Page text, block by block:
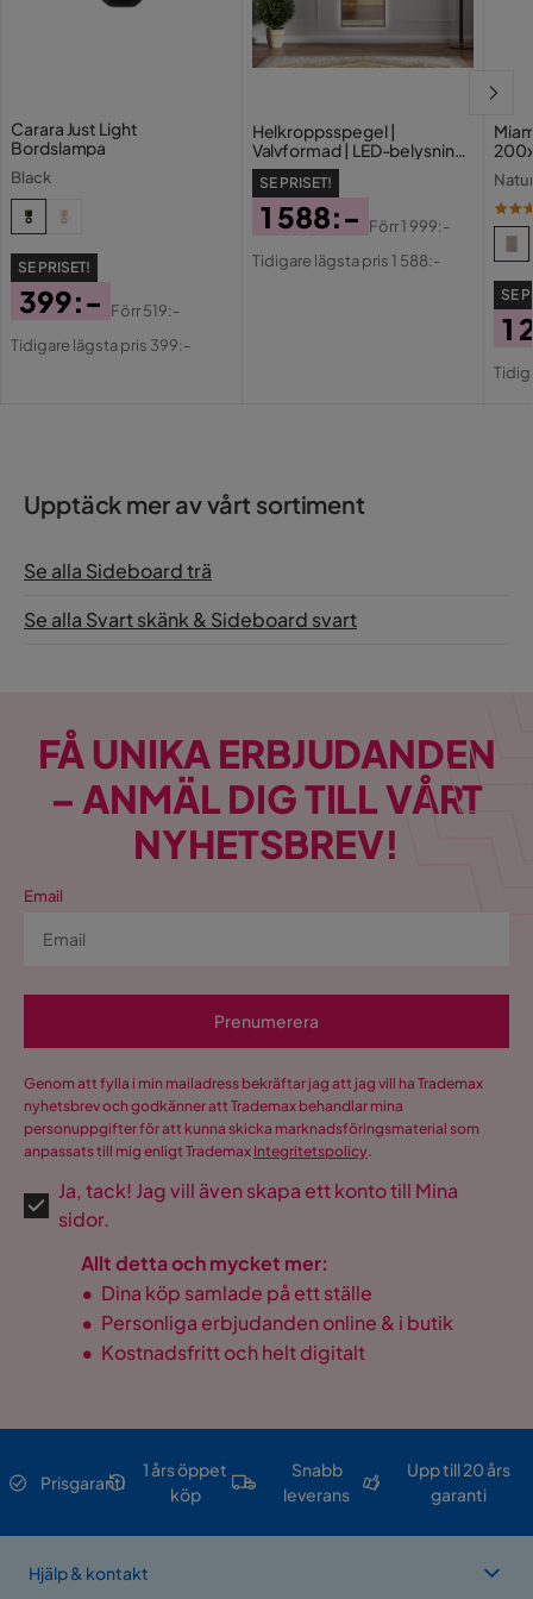
Carara Just Light
Bordslampa
Black
SE PRISET!
Pris
399:-
Original
Förr519:-
Tidigare lägsta pris 399:-
Helkroppsspegel |
Valvformad | LED-belysning
med dimmer | 170x50 cm |
Samira
SE PRISET!
Pris
1 588:-
Original
Förr1 999:-
Tidigare lägsta pris 1 588:-
SE
1
Upptäck mer av vårt sortiment
Se alla Sideboard trä
Se alla Svart skänk & Sideboard svart
FÅ UNIKA ERBJUDANDEN
– ANMÄL DIG TILL VÅRT
NYHETSBREV!
Email
Prenumerera
Genom att fylla i min mailadress bekräftar jag att jag vill ha Trademax
nyhetsbrev och godkänner att Trademax behandlar mina
personuppgifter för att kunna skicka marknadsföringsmaterial som
anpassats till mig enligt Trademax Integritetspolicy.
Ja, tack! Jag vill även skapa ett konto till Mina
sidor.
Allt detta och mycket mer:
• Dina köp samlade på ett ställe
• Personliga erbjudanden online & i butik
• Kostnadsfritt och helt digitalt
Prisgaranti
1 års öppet
köp
Snabb
leverans
Upp till 20 års
garanti
Hjälp & kontakt